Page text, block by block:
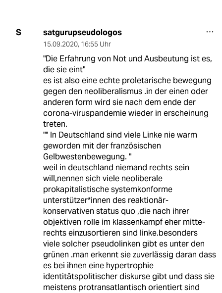
S satgurupseudologos
15.09.2020, 16:55 Uhr
"Die Erfahrung von Not und Ausbeutung ist es,
die sie eint"
es ist also eine echte proletarische bewegung
gegen den neoliberalismus .in der einen oder
anderen form wird sie nach dem ende der
corona-viruspandemie wieder in erscheinung
treten.
"" In Deutschland sind viele Linke nie warm
geworden mit der französischen
Gelbwestenbewegung. "
weil in deutschland niemand rechts sein
will,nennen sich viele neoliberale
prokapitalistische systemkonforme
unterstützer*innen des reaktionär-
konservativen status quo ,die nach ihrer
objektiven rolle im klassenkampf eher mitte-
rechts einzusortieren sind linke.besonders
viele solcher pseudolinken gibt es unter den
grünen .man erkennt sie zuverlässig daran dass
es bei ihnen eine hypertrophie
identitätspolitischer diskurse gibt und dass sie
meistens protransatlantisch orientiert sind